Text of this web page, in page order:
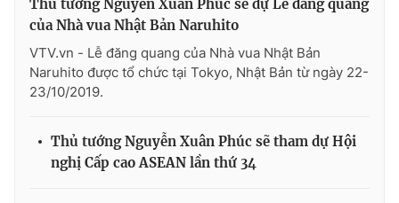
THỜI BÁO VTV
Theo dõi báo trên
Thủ tướng Nguyễn Xuân Phúc sẽ dự Lễ đăng quang
của Nhà vua Nhật Bản Naruhito
VTV.vn - Lễ đăng quang của Nhà vua Nhật Bản
Naruhito được tổ chức tại Tokyo, Nhật Bản từ ngày 22-
23/10/2019.
Thủ tướng Nguyễn Xuân Phúc sẽ tham dự Hội
nghị Cấp cao ASEAN lần thứ 34